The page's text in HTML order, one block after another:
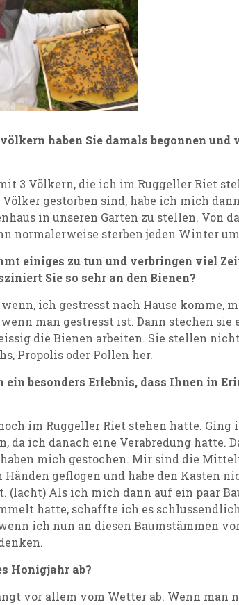
haben Sie damals begonnen und
3 Völkern, die ich im Ruggeller Riet
gestorben sind, habe ich mich
in unseren Garten zu stellen. Von
normalerweise sterben jeden Winter
einiges zu tun und verbringen viel
Sie so sehr an den Bienen?
ich gestresst nach Hause komme,
man gestresst ist. Dann stechen sie
die Bienen arbeiten. Sie stellen
Propolis oder Pollen her.
besonders Erlebnis, dass Ihnen in
im Ruggeller Riet stehen hatte. Ging
da ich danach eine Verabredung hatte.
mich gestochen. Mir sind die
Händen geflogen und habe den Kasten
(lacht) Als ich mich dann auf ein paar
hatte, schaffte ich es
ich nun an diesen Baumstämmen
Honigjahr ab?
vor allem vom Wetter ab. Wenn man